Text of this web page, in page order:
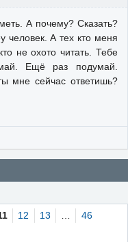
А почему? Сказать?
А тех кто меня
не охото читать. Тебе
Ещё раз подумай.
мне сейчас ответишь?
12 13
46